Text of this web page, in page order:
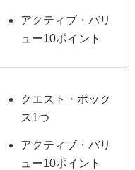
アクティブ・バリ
ュー10ポイント
クエスト・ボック
ス1つ
アクティブ・バリ
ュー10ポイント